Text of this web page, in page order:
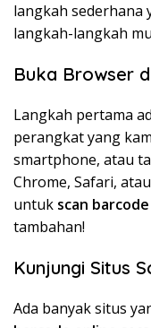
langkah sederhana
langkah-langkah
Buka Browser
Langkah pertama
perangkat yang
smartphone, atau
Chrome, Safari,
untuk scan
tambahan!
Kunjungi Situs
Ada banyak situs